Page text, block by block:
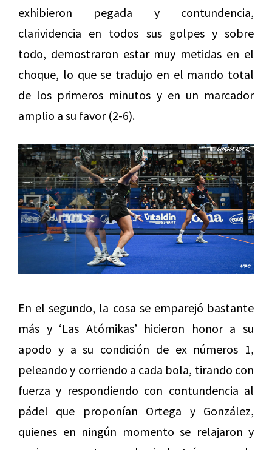
exhibieron pegada y contundencia,
clarividencia en todos sus golpes y sobre
todo, demostraron estar muy metidas en el
choque, lo que se tradujo en el mando total
de los primeros minutos y en un marcador
amplio a su favor (2-6).
En el segundo, la cosa se emparejó bastante
más y ‘Las Atómikas’ hicieron honor a su
apodo y a su condición de ex números 1,
peleando y corriendo a cada bola, tirando con
fuerza y respondiendo con contundencia al
pádel que proponían Ortega y González,
quienes en ningún momento se relajaron y